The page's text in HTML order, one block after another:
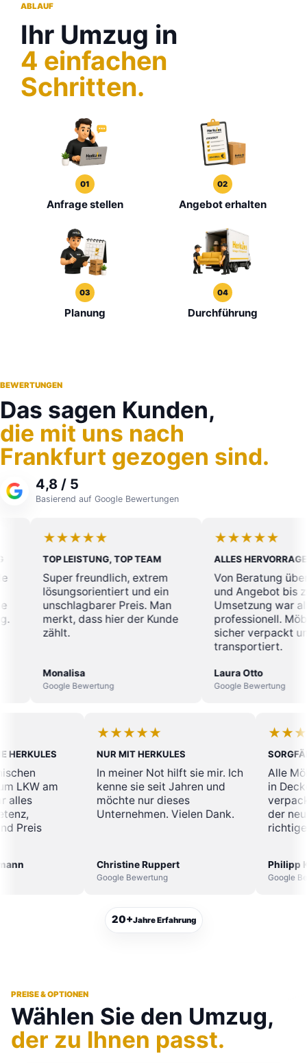
ABLAUF
Ihr Umzug in
4 einfachen
Schritten.
01
Anfrage stellen
02
Angebot erhalten
03
Planung
04
Durchführung
BEWERTUNGEN
Das sagen Kunden,
die mit uns nach
Frankfurt gezogen sind.
4,8 / 5
Basierend auf Google Bewertungen
★★★★★
TOP LEISTUNG, TOP TEAM
Super freundlich, extrem
lösungsorientiert und ein
unschlagbarer Preis. Man
merkt, dass hier der Kunde
Monalisa
Google Bewertung
★★★★★
ALLES HERVORRAGEND
Von Beratung über
und Angebot bis zur
Umsetzung war alles
professionell. Möbel
sicher verpackt und
transportiert.
Laura Otto
Google Bewertung
OHNE HERKULES
telefonischen
bis zum LKW am
war alles
Kompetenz,
und Preis
Schumann
★★★★★
NUR MIT HERKULES
In meiner Not hilft sie mir. Ich
kenne sie seit Jahren und
möchte nur dieses
Unternehmen. Vielen Dank.
Christine Ruppert
Google Bewertung
20+Jahre Erfahrung
PREISE & OPTIONEN
Wählen Sie den Umzug,
der zu Ihnen passt.